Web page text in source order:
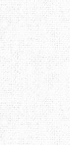
SEAL LINE
SNOW PEAK
TSL
TOKO